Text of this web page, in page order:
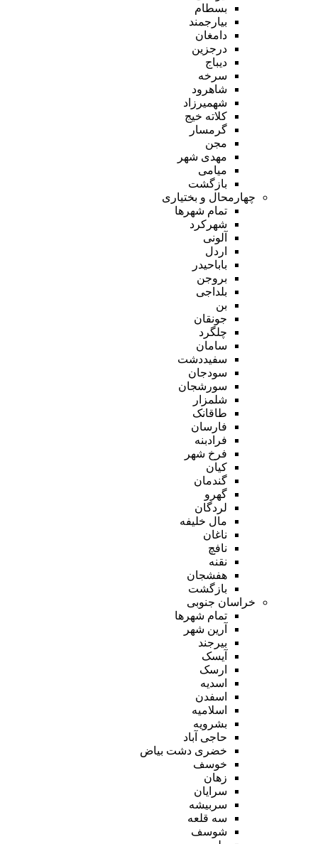
بسطام
بیارجمند
دامغان
درجزین
دیباج
سرخه
شاهرود
شهمیرزاد
کلاته خیج
گرمسار
مجن
مهدی شهر
میامی
بازگشت
چهارمحال و بختیاری
تمام شهر‌ها
شهرکرد
آلونی
اردل
باباحیدر
بروجن
بلداجی
بن
جونقان
چلگرد
سامان
سفیددشت
سودجان
سورشجان
شلمزار
طاقانک
فارسان
فرادبنه
فرخ شهر
کیان
گندمان
گهرو
لردگان
مال خلیفه
ناغان
نافچ
نقنه
هفشجان
بازگشت
خراسان جنوبی
تمام شهر‌ها
آرین شهر
بیرجند
آیسک
ارسک
اسدیه
اسفدن
اسلامیه
بشرویه
حاجی آباد
خضری دشت بیاض
خوسف
زهان
سرایان
سربیشه
سه قلعه
شوسف